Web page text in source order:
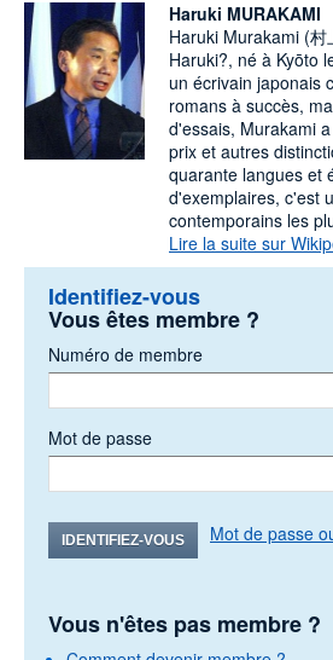
Haruki MURAKAMI
Haruki Murakami (
Haruki?, né à Kyōto
un écrivain japonais
romans à succès,
d'essais, Murakami
prix et autres
quarante langues et
d'exemplaires, c'est
contemporains les
Lire la suite sur
Identifiez-vous
Vous êtes membre ?
Numéro de membre
Mot de passe
IDENTIFIEZ-VOUS Mot de passe
Vous n'êtes pas membre ?